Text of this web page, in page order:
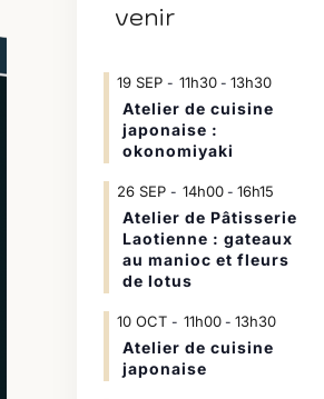
venir
19 SEP 11h30- 13h30
Atelier de cuisine
japonaise :
okonomiyaki
26 SEP 14h00- 16h15
Atelier de Pâtisserie
Laotienne : gateaux
au manioc et fleurs
de lotus
10 OCT 11h00- 13h30
Atelier de cuisine
japonaise